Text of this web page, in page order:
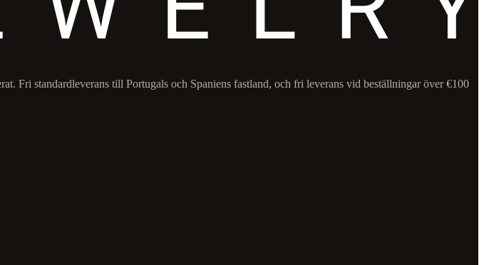
Fri standardleverans till Portugals och Spaniens fastland, och fri leverans vid beställningar över €100